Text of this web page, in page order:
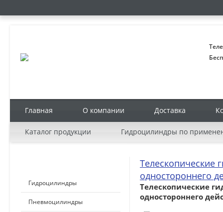
Главная О компании Доставка
Каталог продукции Гидроцилиндры по
Телескопические
одностороннего
Телескопические
одностороннего
Гидроцилиндры
Пневмоцилиндры